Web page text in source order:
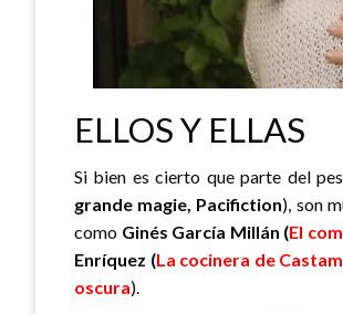
ELLOS Y ELLAS
Si bien es cierto que parte del
grande magie, Pacifiction), son
como Ginés García Millán (El
Enríquez (La cocinera de
oscura).